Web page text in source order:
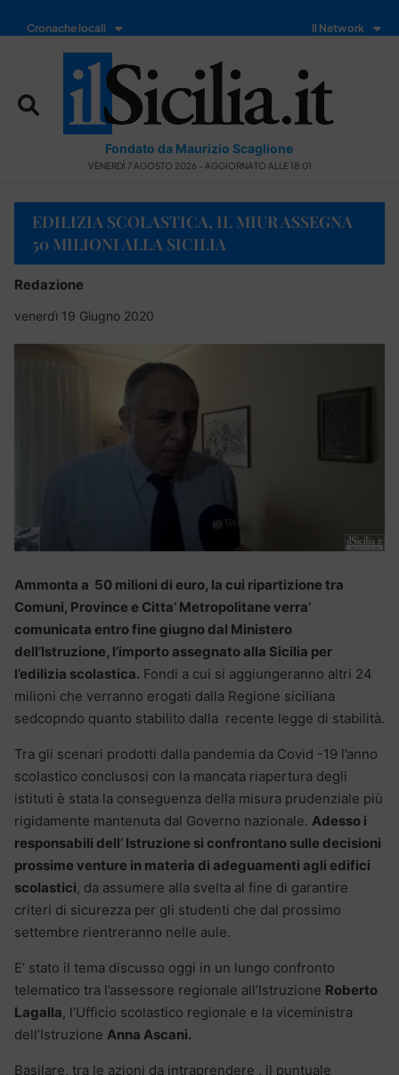
Cronache locali Il Network
Fondato da Maurizio Scaglione
VENERDÌ 7 AGOSTO 2026 - AGGIORNATO ALLE 18:01
EDILIZIA SCOLASTICA, IL MIUR ASSEGNA
50 MILIONI ALLA SICILIA
Redazione
venerdì 19 Giugno 2020
Ammonta a 50 milioni di euro, la cui ripartizione tra
Comuni, Province e Citta’ Metropolitane verra’
comunicata entro fine giugno dal Ministero
dell’Istruzione, l’importo assegnato alla Sicilia per
l’edilizia scolastica. Fondi a cui si aggiungeranno altri 24
milioni che verranno erogati dalla Regione siciliana
sedcopndo quanto stabilito dalla recente legge di stabilità.
Tra gli scenari prodotti dalla pandemia da Covid -19 l’anno
scolastico conclusosi con la mancata riapertura degli
istituti è stata la conseguenza della misura prudenziale più
rigidamente mantenuta dal Governo nazionale. Adesso i
responsabili dell’ Istruzione si confrontano sulle decisioni
prossime venture in materia di adeguamenti agli edifici
scolastici, da assumere alla svelta al fine di garantire
criteri di sicurezza per gli studenti che dal prossimo
settembre rientreranno nelle aule.
E’ stato il tema discusso oggi in un lungo confronto
telematico tra l’assessore regionale all’Istruzione Roberto
Lagalla, l’Ufficio scolastico regionale e la viceministra
dell’Istruzione Anna Ascani.
Basilare, tra le azioni da intraprendere , il puntuale